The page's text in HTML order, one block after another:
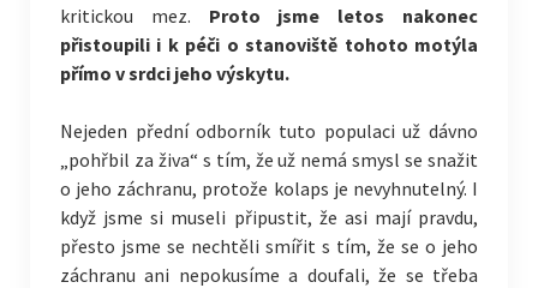
kritickou mez. Proto jsme letos nakonec
přistoupili i k péči o stanoviště tohoto motýla
přímo v srdci jeho výskytu.
Nejeden přední odborník tuto populaci už dávno
„pohřbil za živa“ s tím, že už nemá smysl se snažit
o jeho záchranu, protože kolaps je nevyhnutelný. I
když jsme si museli připustit, že asi mají pravdu,
přesto jsme se nechtěli smířit s tím, že se o jeho
záchranu ani nepokusíme a doufali, že se třeba